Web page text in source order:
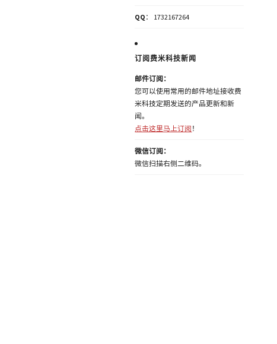
QQ ： 1732167264
订阅费米科技新闻
邮件订阅：
您可以使用常用的邮件地址接收费
米科技定期发送的产品更新和新
闻。
点击这里马上订阅 ！
微信订阅：
微信扫描右侧二维码。